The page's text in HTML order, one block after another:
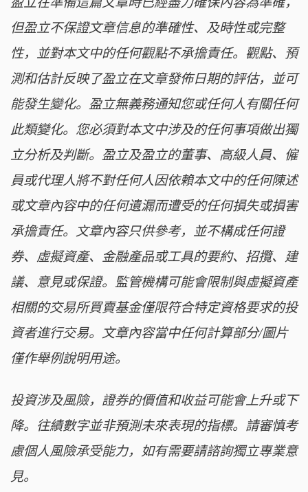
但盈立不保證文章信息的準確性、及時性或完整
性，並對本文中的任何觀點不承擔責任。觀點、預
測和估計反映了盈立在文章發佈日期的評估，並可
能發生變化。盈立無義務通知您或任何人有關任何
此類變化。您必須對本文中涉及的任何事項做出獨
立分析及判斷。盈立及盈立的董事、高級人員、僱
員或代理人將不對任何人因依賴本文中的任何陳述
或文章內容中的任何遺漏而遭受的任何損失或損害
承擔責任。文章內容只供參考，並不構成任何證
券、虛擬資產、金融產品或工具的要約、招攬、建
議、意見或保證。監管機構可能會限制與虛擬資產
相關的交易所買賣基金僅限符合特定資格要求的投
資者進行交易。文章內容當中任何計算部分/圖片
僅作舉例說明用途。
投資涉及風險，證券的價值和收益可能會上升或下
降。往績數字並非預測未來表現的指標。請審慎考
慮個人風險承受能力，如有需要請諮詢獨立專業意
見。